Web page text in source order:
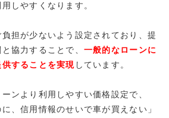
しやすくなります。
担が少ないよう設定されており、提
協力することで、 一般的なローンに
することを実現 しています。
ンより利用しやすい価格設定で、
、信用情報のせいで車が買えない」